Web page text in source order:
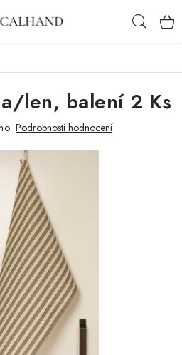
MÍRU
řád
Jak využíváme cookies
len, balení 2 Ks
Podrobnosti hodnocení